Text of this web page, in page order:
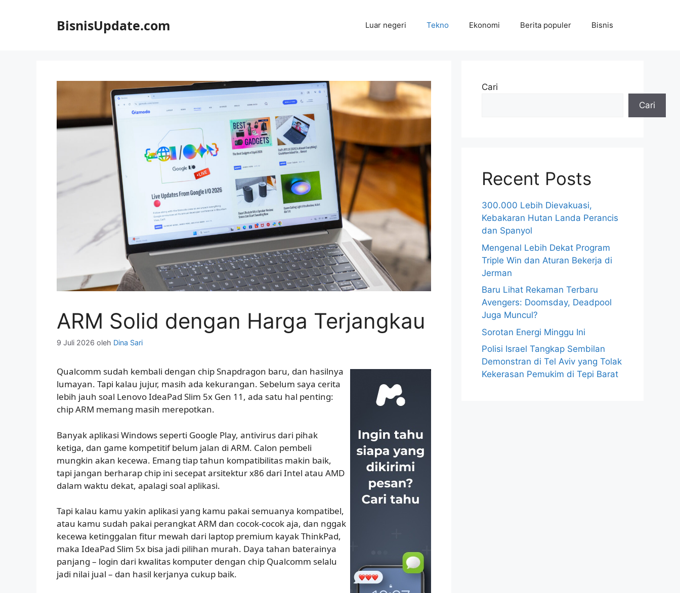
BisnisUpdate.com Luar negeri Tekno Ekonomi Berita populer Bisnis
ARM Solid dengan Harga Terjangkau
9 Juli 2026 oleh Dina Sari
Qualcomm sudah kembali dengan chip Snapdragon baru, dan hasilnya
lumayan. Tapi kalau jujur, masih ada kekurangan. Sebelum saya cerita
lebih jauh soal Lenovo IdeaPad Slim 5x Gen 11, ada satu hal penting:
chip ARM memang masih merepotkan.
Banyak aplikasi Windows seperti Google Play, antivirus dari pihak
ketiga, dan game kompetitif belum jalan di ARM. Calon pembeli
mungkin akan kecewa. Emang tiap tahun kompatibilitas makin baik,
tapi jangan berharap chip ini secepat arsitektur x86 dari Intel atau AMD
dalam waktu dekat, apalagi soal aplikasi.
Tapi kalau kamu yakin aplikasi yang kamu pakai semuanya kompatibel,
atau kamu sudah pakai perangkat ARM dan cocok-cocok aja, dan nggak
kecewa ketinggalan fitur mewah dari laptop premium kayak ThinkPad,
maka IdeaPad Slim 5x bisa jadi pilihan murah. Daya tahan baterainya
panjang – login dari kwalitas komputer dengan chip Qualcomm selalu
jadi nilai jual – dan hasil kerjanya cukup baik.
Cari
Cari
Recent Posts
300.000 Lebih Dievakuasi,
Kebakaran Hutan Landa Perancis
dan Spanyol
Mengenal Lebih Dekat Program
Triple Win dan Aturan Bekerja di
Jerman
Baru Lihat Rekaman Terbaru
Avengers: Doomsday, Deadpool
Juga Muncul?
Sorotan Energi Minggu Ini
Polisi Israel Tangkap Sembilan
Demonstran di Tel Aviv yang Tolak
Kekerasan Pemukim di Tepi Barat